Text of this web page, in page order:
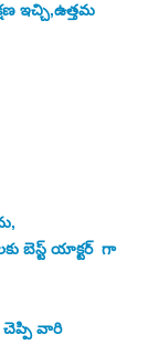
ఇచ్చి,ఉత్తమ
బెస్ట్ యాక్టర్  గా
చెప్పి వారి